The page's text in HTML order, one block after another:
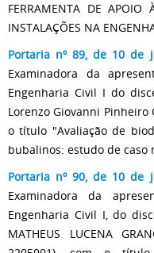
FERRAMENTA DE APOIO
INSTALAÇÕES NA
Portaria nº 89, de 10 de
Examinadora da
Engenharia Civil I do
Lorenzo Giovanni Pinheiro
o título "Avaliação de
bubalinos: estudo de caso
Portaria nº 90, de 10 de
Examinadora da
Engenharia Civil I, do
MATHEUS LUCENA